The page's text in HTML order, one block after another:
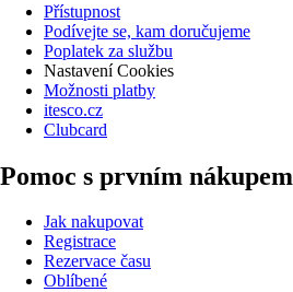
Přístupnost
Podívejte se, kam doručujeme
Poplatek za službu
Nastavení Cookies
Možnosti platby
itesco.cz
Clubcard
Pomoc s prvním nákupem
Jak nakupovat
Registrace
Rezervace času
Oblíbené